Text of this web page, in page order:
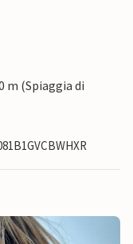
m (Spiaggia di